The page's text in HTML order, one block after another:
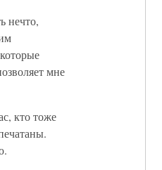
нечто,
мне
кто тоже